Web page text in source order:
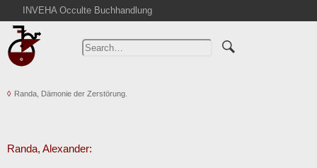
INVEHA Occulte Buchhandlung
Home
Advanced Search
CartRanda, Dämonie der Zerstörung.
Randa, Alexander: